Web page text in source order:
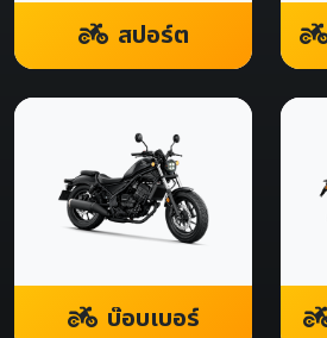
สปอร์ต
บ๊อบเบอร์